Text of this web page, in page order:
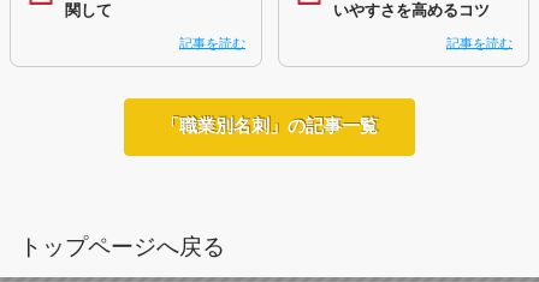
関して
記事を読む
いやすさを高めるコツ
記事を読む
「職業別名刺」の記事一覧
トップページへ戻る